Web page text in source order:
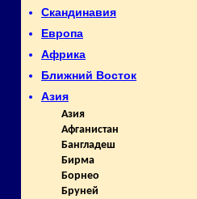
Скандинавия
Европа
Африка
Ближний Восток
Азия
Азия
Афганистан
Бангладеш
Бирма
Борнео
Бруней